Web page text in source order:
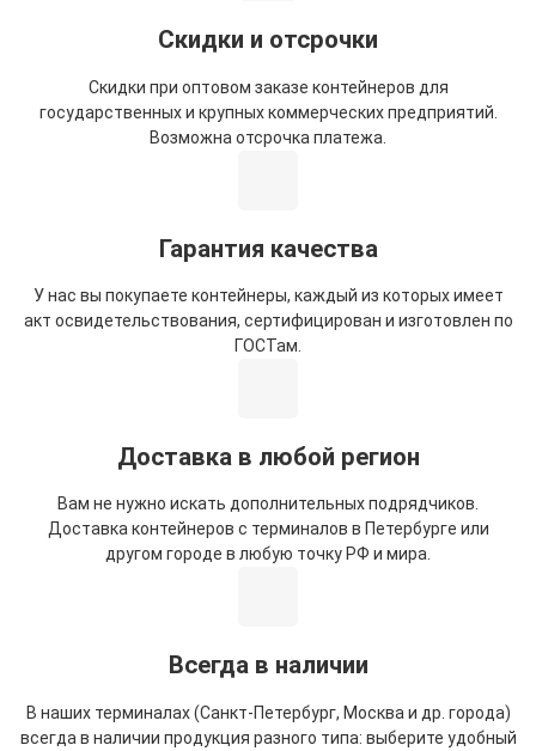
Скидки и отсрочки
Скидки при оптовом заказе контейнеров для
государственных и крупных коммерческих предприятий.
Возможна отсрочка платежа.
Гарантия качества
У нас вы покупаете контейнеры, каждый из которых имеет
акт освидетельствования, сертифицирован и изготовлен по
ГОСТам.
Доставка в любой регион
Вам не нужно искать дополнительных подрядчиков.
Доставка контейнеров с терминалов в Петербурге или
другом городе в любую точку РФ и мира.
Всегда в наличии
В наших терминалах (Санкт-Петербург, Москва и др. города)
всегда в наличии продукция разного типа: выберите удобный